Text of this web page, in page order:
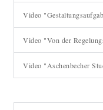
Video
Video "Von der
Video "Aschenbecher